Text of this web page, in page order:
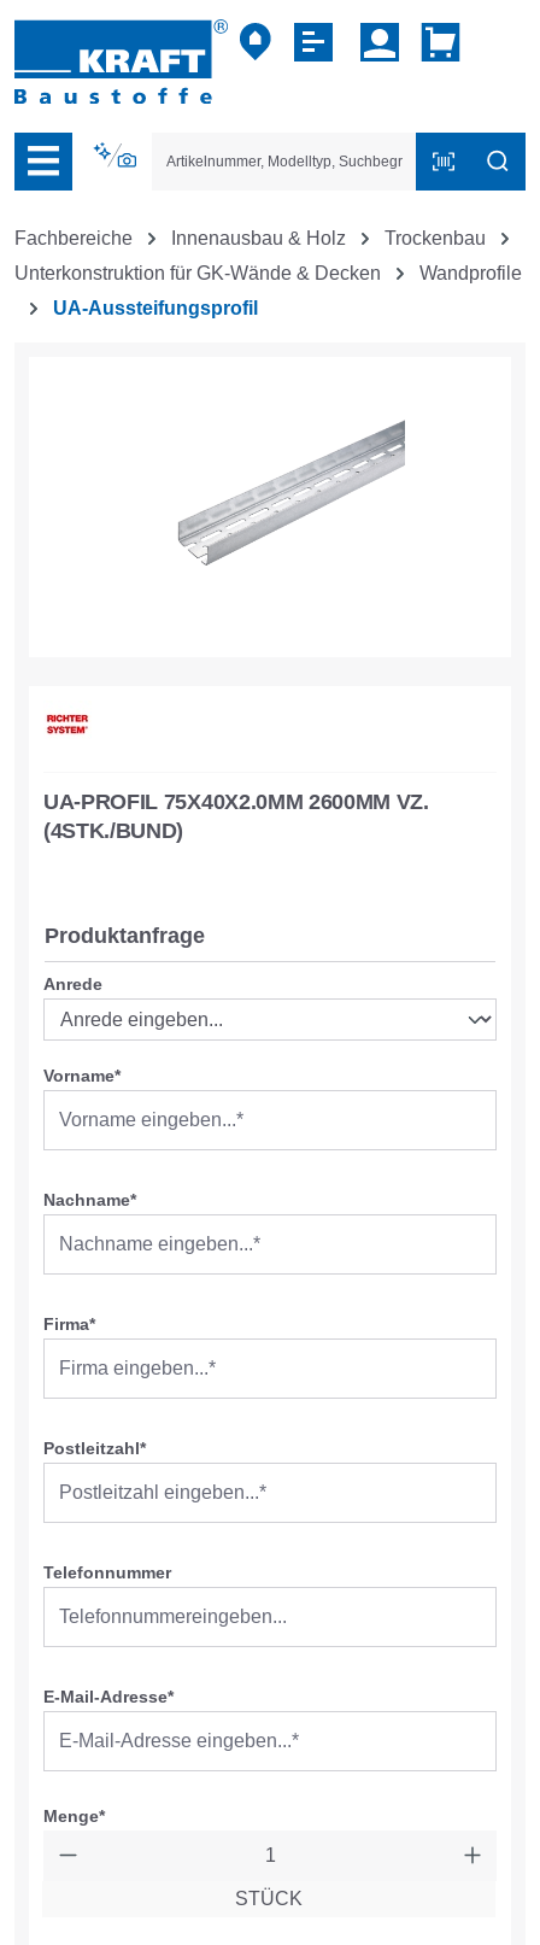
der B2B-Plattform springen
Fachbereiche Innenausbau & Holz
Trockenbau
Unterkonstruktion für GK-Wände & Decken
Wandprofile
UA-Aussteifungsprofil
UA-PROFIL 75X40X2.0MM 2600MM VZ.
(4STK./BUND)
Produktanfrage
Anrede
Vorname*
Nachname*
Firma*
Postleitzahl*
Telefonnummer
E-Mail-Adresse*
Menge*
STÜCK